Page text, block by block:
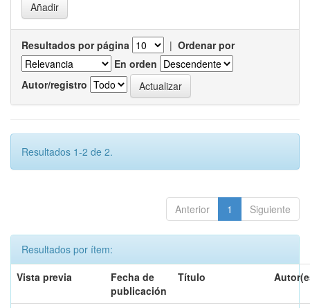
Resultados por página | Ordenar por
En orden
Autor/registro
Resultados 1-2 de 2.
Anterior 1 Siguiente
Resultados por ítem:
Vista previa
Fecha de
publicación
Título